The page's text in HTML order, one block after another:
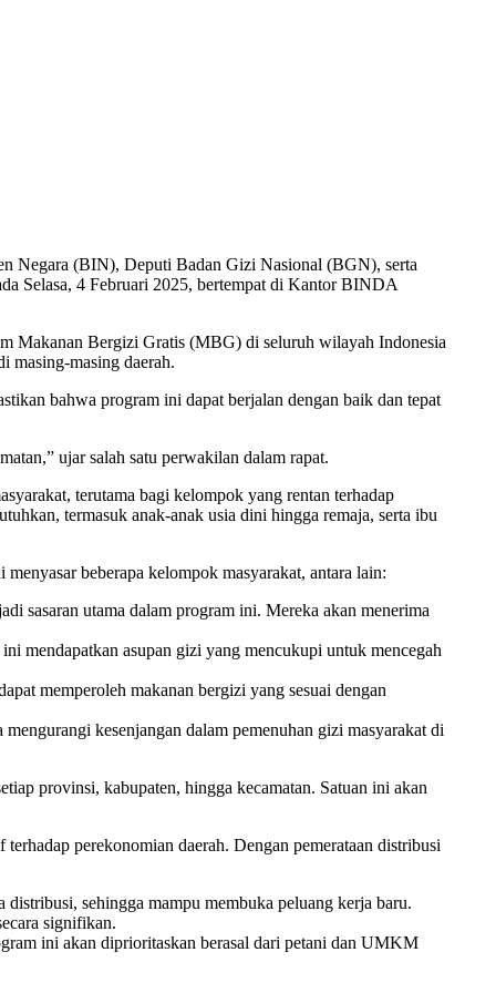
Negara (BIN), Deputi Badan Gizi Nasional (BGN), serta
Selasa, 4 Februari 2025, bertempat di Kantor BINDA
Makanan Bergizi Gratis (MBG) di seluruh wilayah Indonesia
masing-masing daerah.
bahwa program ini dapat berjalan dengan baik dan tepat
ujar salah satu perwakilan dalam rapat.
terutama bagi kelompok yang rentan terhadap
termasuk anak-anak usia dini hingga remaja, serta ibu
beberapa kelompok masyarakat, antara lain:
sasaran utama dalam program ini. Mereka akan menerima
mendapatkan asupan gizi yang mencukupi untuk mencegah
memperoleh makanan bergizi yang sesuai dengan
kesenjangan dalam pemenuhan gizi masyarakat di
provinsi, kabupaten, hingga kecamatan. Satuan ini akan
perekonomian daerah. Dengan pemerataan distribusi
sehingga mampu membuka peluang kerja baru.
signifikan.
ini akan diprioritaskan berasal dari petani dan UMKM